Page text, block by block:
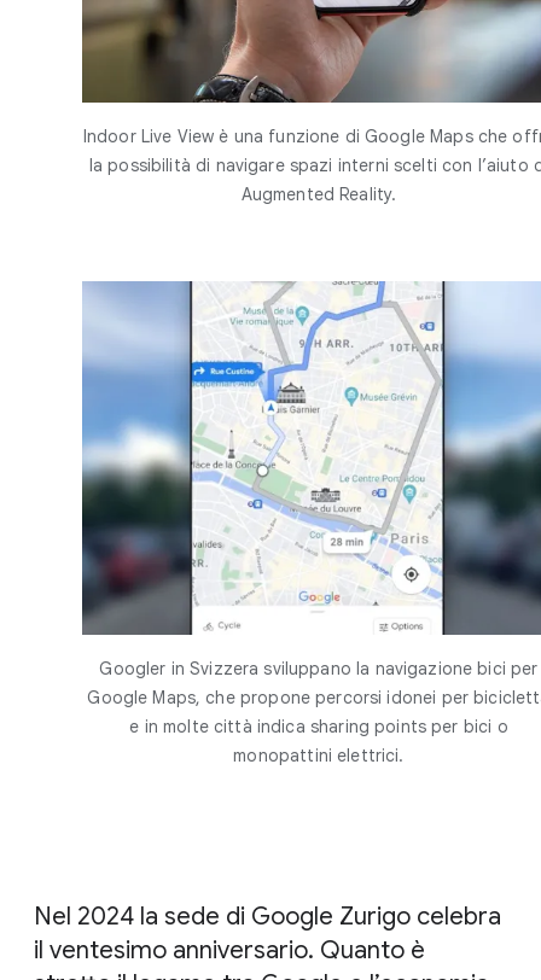
Indoor Live View è una funzione di Google Maps che
la possibilità di navigare spazi interni scelti con l’aiuto
Augmented Reality.
Googler in Svizzera sviluppano la navigazione bici per
Google Maps, che propone percorsi idonei per
e in molte città indica sharing points per bici o
monopattini elettrici.
Nel 2024 la sede di Google Zurigo celebra
il ventesimo anniversario. Quanto è